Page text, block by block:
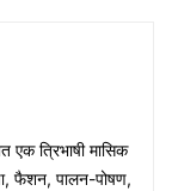
एक त्रिभाषी मासिक
फैशन, पालन-पोषण,